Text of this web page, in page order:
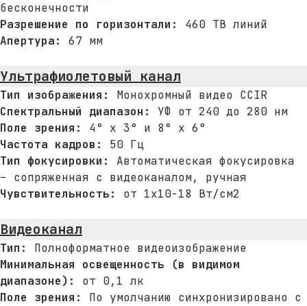
бесконечности
Разрешение по горизонтали: 460 ТВ линий
Апертура: 67 мм
Ультрафиолетовый канал
Тип изображения: Монохромный видео CCIR
Спектральный диапазон: УФ от 240 до 280 нм
Поле зрения: 4° x 3° и 8° x 6°
Частота кадров: 50 Гц
Тип фокусировки: Автоматическая фокусировка
– сопряженная с видеоканалом, ручная
Чувствительность: от 1х10-18 Вт/см2
Видеоканал
Тип: Полноформатное видеоизображение
Минимальная освещенность (в видимом
диапазоне): от 0,1 лк
Поле зрения: По умолчанию синхронизировано с